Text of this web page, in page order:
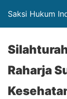
Saksi Hukum
Raharja